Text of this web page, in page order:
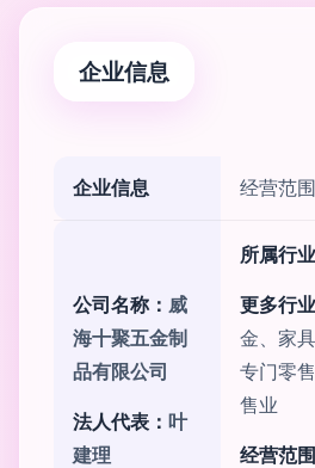
企业信息
企业信息 经营范围
公司名称： 威
海十聚五金制
品有限公司
法人代表： 叶
建理
所属行业
更多行业
金、家
专门零
售业
经营范围